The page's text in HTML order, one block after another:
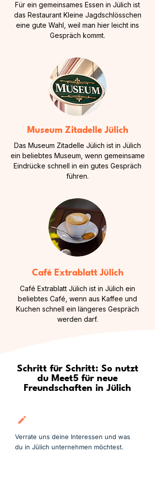
Für ein gemeinsames Essen in Jülich ist
das Restaurant Kleine Jagdschlösschen
eine gute Wahl, weil man hier leicht ins
Gespräch kommt.
Museum Zitadelle Jülich
Das Museum Zitadelle Jülich ist in Jülich
ein beliebtes Museum, wenn gemeinsame
Eindrücke schnell in ein gutes Gespräch
führen.
Café Extrablatt Jülich
Café Extrablatt Jülich ist in Jülich ein
beliebtes Café, wenn aus Kaffee und
Kuchen schnell ein längeres Gespräch
werden darf.
Schritt für Schritt: So nutzt
du Meet5 für neue
Freundschaften in Jülich
Verrate uns deine Interessen und was
du in Jülich unternehmen möchtest.